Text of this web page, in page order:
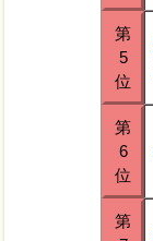
第
5
位
第
6
位
第